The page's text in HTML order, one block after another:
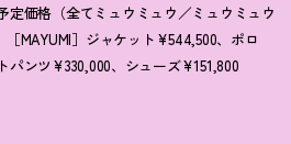
価格（全てミュウミュウ／ミュウミュウ
MAYUMI］ジャケット¥544,500、ポロ
パンツ¥330,000、シューズ¥151,800